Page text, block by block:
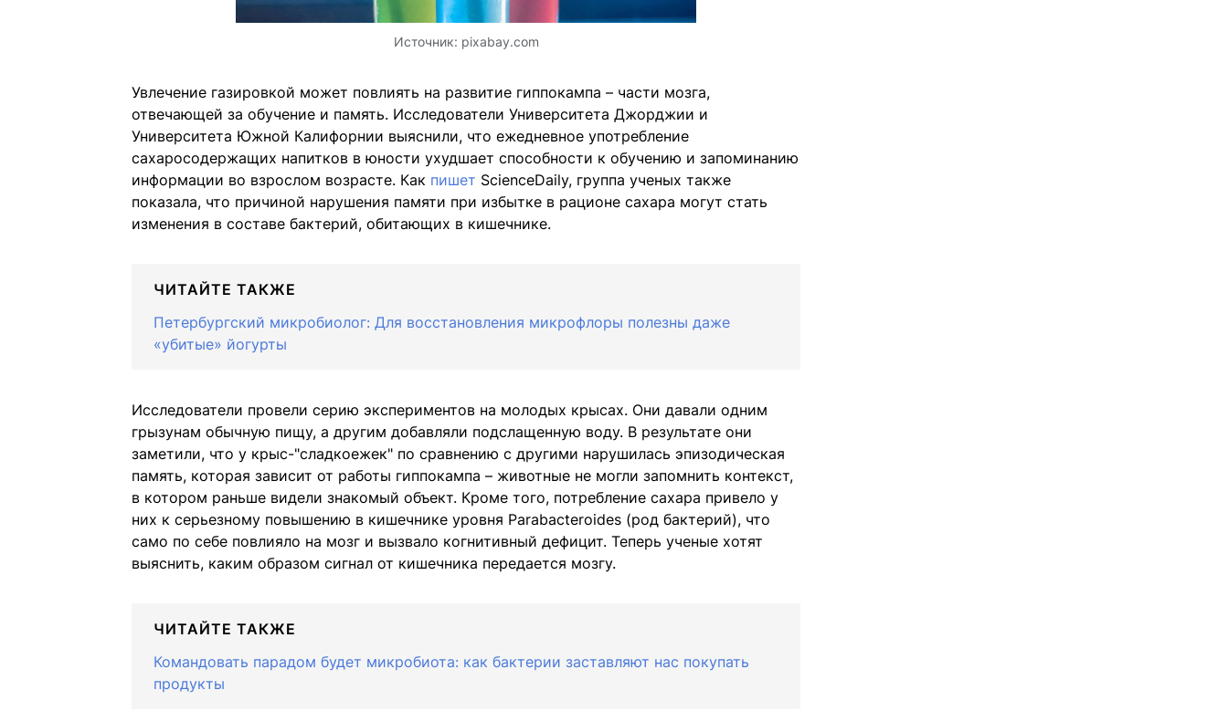
Источник: pixabay.com
Увлечение газировкой может повлиять на развитие гиппокампа – части мозга,
отвечающей за обучение и память. Исследователи Университета Джорджии и
Университета Южной Калифорнии выяснили, что ежедневное употребление
сахаросодержащих напитков в юности ухудшает способности к обучению и запоминанию
информации во взрослом возрасте. Как пишет ScienceDaily, группа ученых также
показала, что причиной нарушения памяти при избытке в рационе сахара могут стать
изменения в составе бактерий, обитающих в кишечнике.
ЧИТАЙТЕ ТАКЖЕ
Петербургский микробиолог: Для восстановления микрофлоры полезны даже
«убитые» йогурты
Исследователи провели серию экспериментов на молодых крысах. Они давали одним
грызунам обычную пищу, а другим добавляли подслащенную воду. В результате они
заметили, что у крыс-"сладкоежек" по сравнению с другими нарушилась эпизодическая
память, которая зависит от работы гиппокампа – животные не могли запомнить контекст,
в котором раньше видели знакомый объект. Кроме того, потребление сахара привело у
них к серьезному повышению в кишечнике уровня Parabacteroides (род бактерий), что
само по себе повлияло на мозг и вызвало когнитивный дефицит. Теперь ученые хотят
выяснить, каким образом сигнал от кишечника передается мозгу.
ЧИТАЙТЕ ТАКЖЕ
Командовать парадом будет микробиота: как бактерии заставляют нас покупать
продукты